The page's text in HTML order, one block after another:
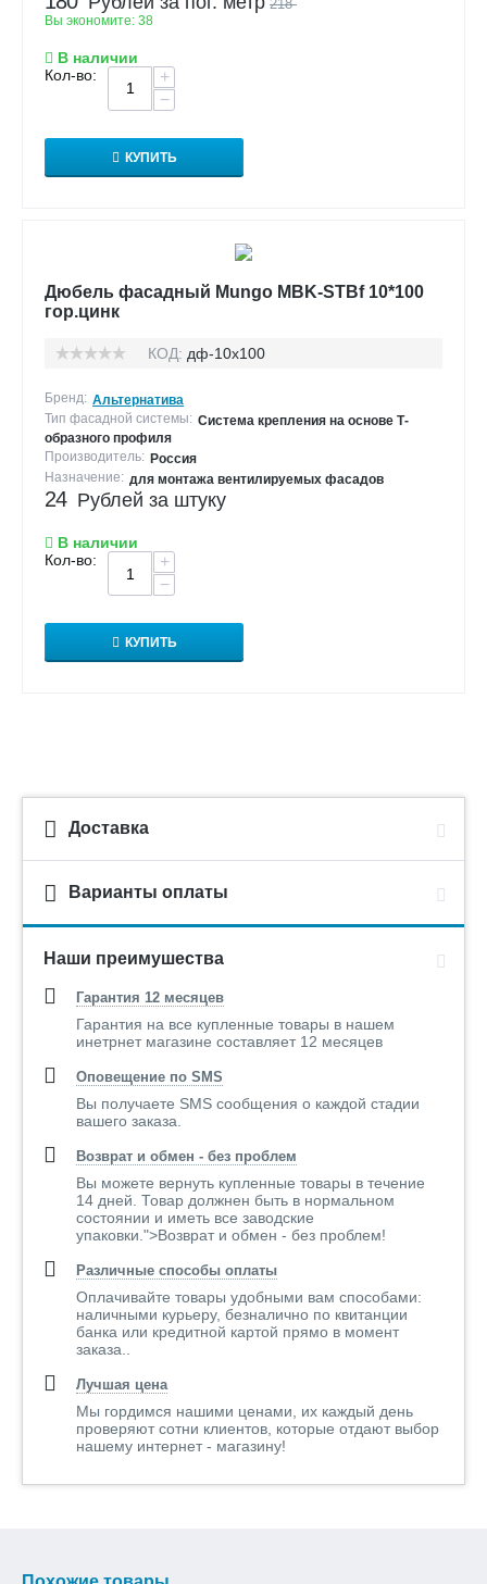
218
Вы экономите: 38
В наличии
Кол-во:
+
−
КУПИТЬ
Дюбель фасадный Mungo MBK-STBf 10*100
гор.цинк
КОД: дф-10х100
Бренд: Альтернатива
Тип фасадной системы: Система крепления на основе Т-
образного профиля
Производитель: Россия
Назначение: для монтажа вентилируемых фасадов
24 Рублей за штуку
В наличии
Кол-во:
+
−
КУПИТЬ
Доставка
Варианты оплаты
Наши преимушества
Гарантия 12 месяцев
Гарантия на все купленные товары в нашем
инетрнет магазине составляет 12 месяцев
Оповещение по SMS
Вы получаете SMS сообщения о каждой стадии
вашего заказа.
Возврат и обмен - без проблем
Вы можете вернуть купленные товары в течение
14 дней. Товар должнен быть в нормальном
состоянии и иметь все заводские
упаковки.">Возврат и обмен - без проблем!
Различные способы оплаты
Оплачивайте товары удобными вам способами:
наличными курьеру, безналично по квитанции
банка или кредитной картой прямо в момент
заказа..
Лучшая цена
Мы гордимся нашими ценами, их каждый день
проверяют сотни клиентов, которые отдают выбор
нашему интернет - магазину!